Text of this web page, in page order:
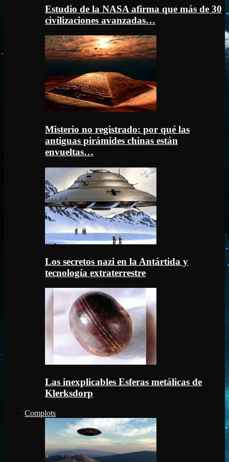
Estudio de la NASA afirma que más de 30
civilizaciones avanzadas…
Misterio no registrado: por qué las
antiguas pirámides chinas están
envueltas…
Los secretos nazi en la Antártida y
tecnología extraterrestre
Las inexplicables Esferas metálicas de
Klerksdorp
Complots